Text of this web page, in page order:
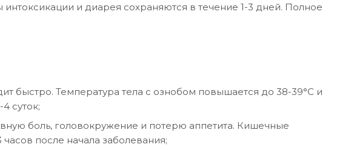
и диарея сохраняются в течение 1-3 дней. Полное
быстро. Температура тела с ознобом повышается до 38-39°С и
суток;
боль, головокружение и потерю аппетита. Кишечные
после начала заболевания;